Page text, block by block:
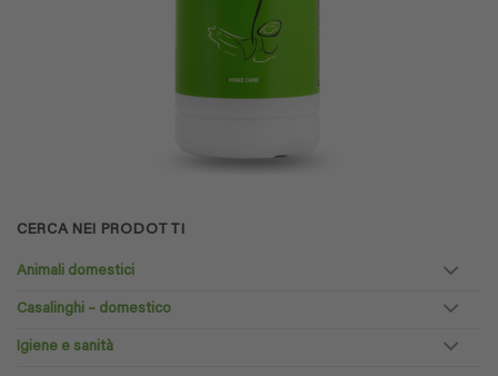
CERCA NEI PRODOTTI
Animali domestici
Casalinghi – domestico
Igiene e sanità